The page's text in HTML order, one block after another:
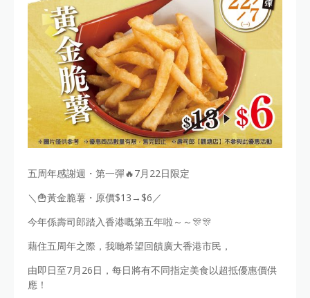
五周年感謝週・第一彈🔥7月22日限定
＼🍟黃金脆薯・原價$13→$6／
今年係壽司郎踏入香港嘅第五年啦～～🎊🎊
藉住五周年之際，我哋希望回饋廣大香港市民，
由即日至7月26日，每日將有不同指定美食以超抵優惠價供
應！